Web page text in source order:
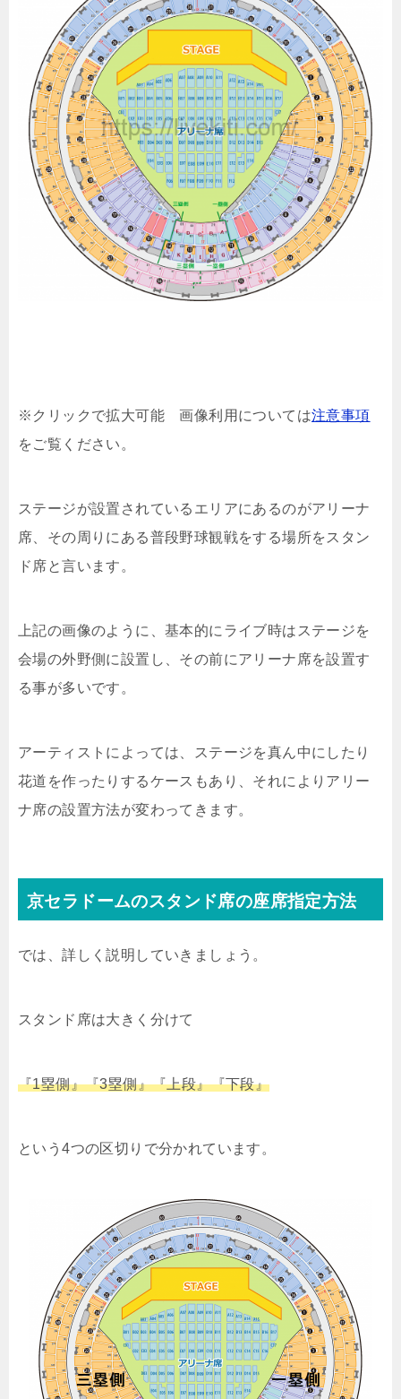
※クリックで拡大可能 画像利用については注意事項
をご覧ください。
ステージが設置されているエリアにあるのがアリーナ
席、その周りにある普段野球観戦をする場所をスタン
ド席と言います。
上記の画像のように、基本的にライブ時はステージを
会場の外野側に設置し、その前にアリーナ席を設置す
る事が多いです。
アーティストによっては、ステージを真ん中にしたり
花道を作ったりするケースもあり、それによりアリー
ナ席の設置方法が変わってきます。
京セラドームのスタンド席の座席指定方法
では、詳しく説明していきましょう。
スタンド席は大きく分けて
『1塁側』『3塁側』『上段』『下段』
という4つの区切りで分かれています。